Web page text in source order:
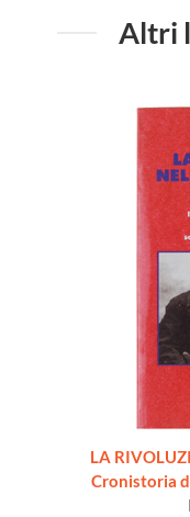
Altri
LA
Cronistoria